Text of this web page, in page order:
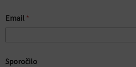
K
A
I
Email *
Sporočilo